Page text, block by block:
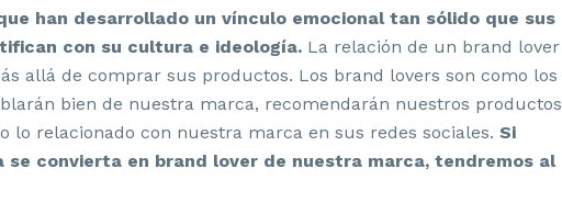
han desarrollado un vínculo emocional tan sólido que sus
con su cultura e ideología. La relación de un brand lover
allá de comprar sus productos. Los brand lovers son como los
bien de nuestra marca, recomendarán nuestros productos
lo relacionado con nuestra marca en sus redes sociales. Si
se convierta en brand lover de nuestra marca, tendremos al